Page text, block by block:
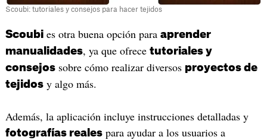
Scoubi: tutoriales y consejos para hacer tejidos
Scoubies otra buena opción para aprender
manualidades, ya que ofrece tutoriales y
consejossobre cómo realizar diversos proyectos de
tejidosy algo más.
Además, la aplicación incluye instrucciones detalladas y
fotografías realespara ayudar a los usuarios a